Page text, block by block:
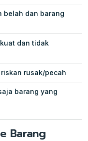
belah dan barang
dan tidak
rusak/pecah
barang yang
Barang